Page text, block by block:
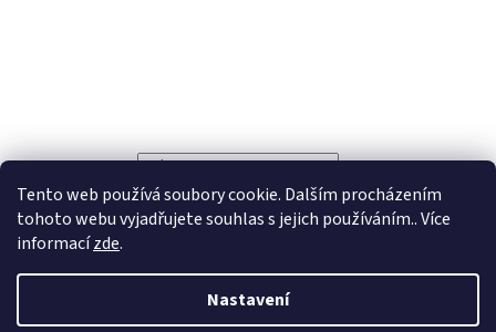
Tento web používá soubory cookie. Dalším procházením
tohoto webu vyjadřujete souhlas s jejich používáním.. Více
informacízde.
Nastavení
Powered by Translate